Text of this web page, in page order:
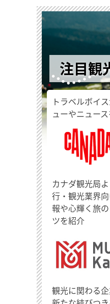
注目観
トラベルボイ
ューやニュー
カナダ観光局
行・観光業界
報や心輝く旅
ツを紹介
観光に関わる